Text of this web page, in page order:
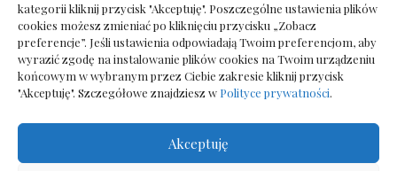
kategorii kliknij przycisk "Akceptuję". Poszczególne ustawienia plików
cookies możesz zmieniać po kliknięciu przycisku „Zobacz
preferencje”. Jeśli ustawienia odpowiadają Twoim preferencjom, aby
wyrazić zgodę na instalowanie plików cookies na Twoim urządzeniu
końcowym w wybranym przez Ciebie zakresie kliknij przycisk
"Akceptuję". Szczegółowe znajdziesz w Polityce prywatności.
Akceptuję